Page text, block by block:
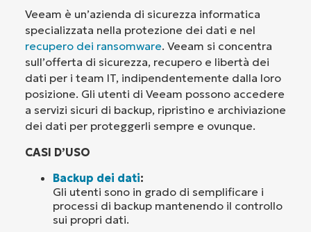
Veeam è un’azienda di sicurezza informatica
specializzata nella protezione dei dati e nel
recupero dei ransomware. Veeam si concentra
sull’offerta di sicurezza, recupero e libertà dei
dati per i team IT, indipendentemente dalla loro
posizione. Gli utenti di Veeam possono accedere
a servizi sicuri di backup, ripristino e archiviazione
dei dati per proteggerli sempre e ovunque.
CASI D’USO
Backup dei dati:
Gli utenti sono in grado di semplificare i
processi di backup mantenendo il controllo
sui propri dati.